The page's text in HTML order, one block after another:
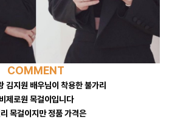
COMMENT
김지원 배우님이 착용한 불가리
비제로원 목걸이입니다
목걸이지만 정품 가격은